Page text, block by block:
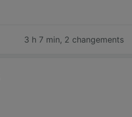
3 h 7 min, 2 changements